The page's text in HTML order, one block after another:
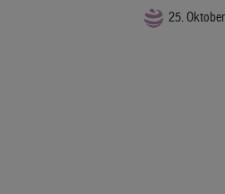
25.